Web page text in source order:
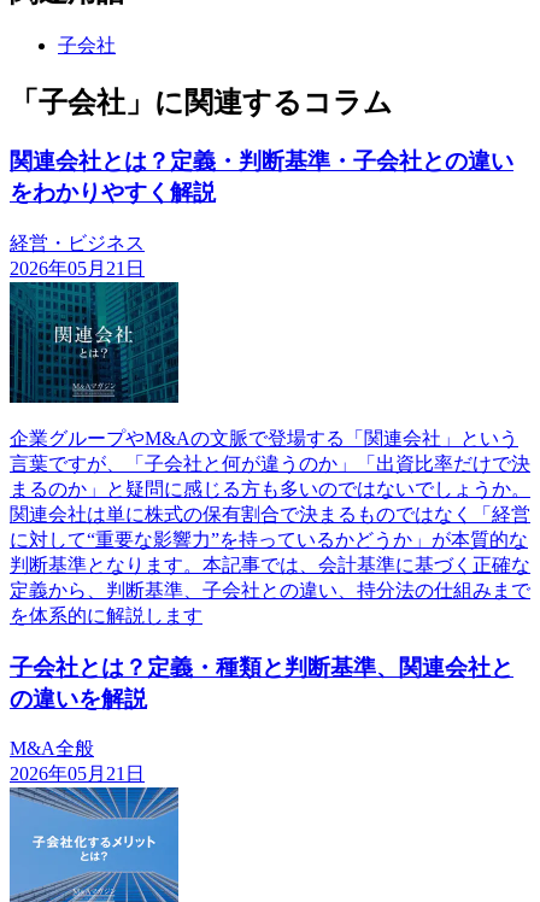
子会社
「子会社」に関連するコラム
関連会社とは？定義・判断基準・子会社との違い
をわかりやすく解説
経営・ビジネス
2026年05月21日
企業グループやM&Aの文脈で登場する「関連会社」という
言葉ですが、「子会社と何が違うのか」「出資比率だけで決
まるのか」と疑問に感じる方も多いのではないでしょうか。
関連会社は単に株式の保有割合で決まるものではなく「経営
に対して“重要な影響力”を持っているかどうか」が本質的な
判断基準となります。本記事では、会計基準に基づく正確な
定義から、判断基準、子会社との違い、持分法の仕組みまで
を体系的に解説します
子会社とは？定義・種類と判断基準、関連会社と
の違いを解説
M&A全般
2026年05月21日